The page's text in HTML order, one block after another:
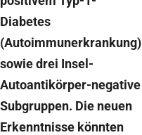
Diabetes
(Autoimmunerkrankung)
sowie drei Insel-
Autoantikörper-negative
Subgruppen. Die neuen
Erkenntnisse könnten